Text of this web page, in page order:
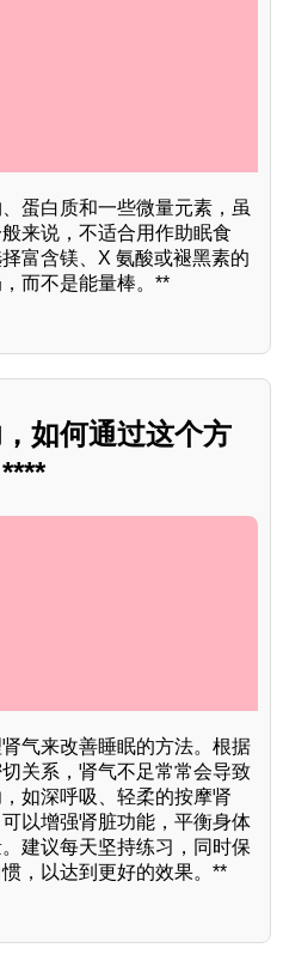
蛋白质和一些微量元素，虽
来说，不适合用作助眠食
富含镁、X 氨酸或褪黑素的
而不是能量棒。**
如何通过这个方
气来改善睡眠的方法。根据
关系，肾气不足常常会导致
如深呼吸、轻柔的按摩肾
以增强肾脏功能，平衡身体
建议每天坚持练习，同时保
，以达到更好的效果。**